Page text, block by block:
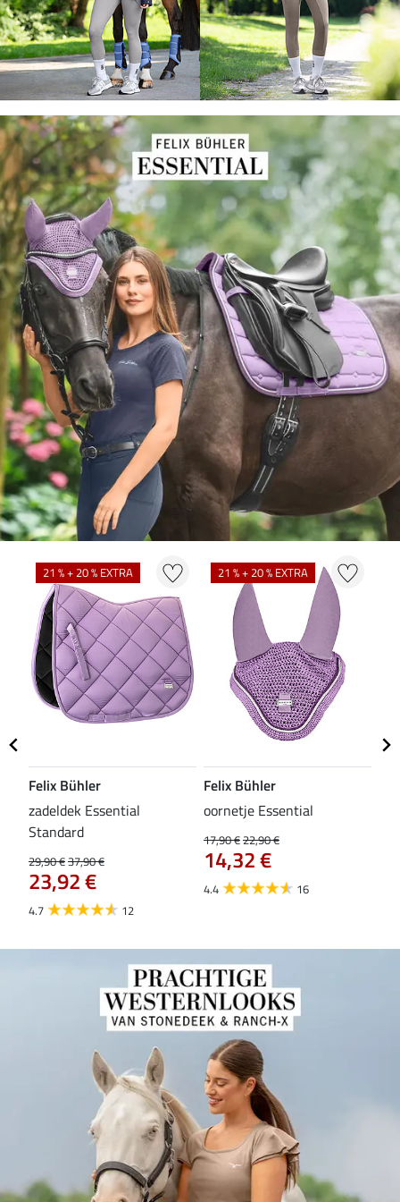
21 % + 20 % EXTRA
Felix Bühler
zadeldek Essential
Standard
29,90 €37,90 €
23,92 €
4.7 12
21 % + 20 % EXTRA
Felix Bühler
oornetje Essential
17,90 €22,90 €
14,32 €
4.4 16